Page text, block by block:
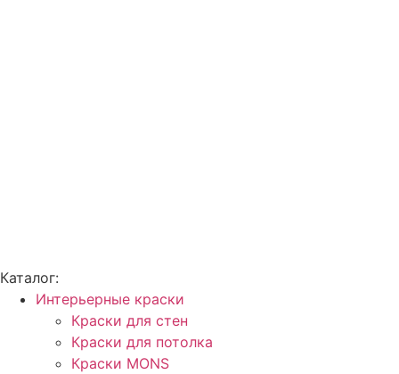
Каталог:
Интерьерные краски
Краски для стен
Краски для потолка
Краски MONS